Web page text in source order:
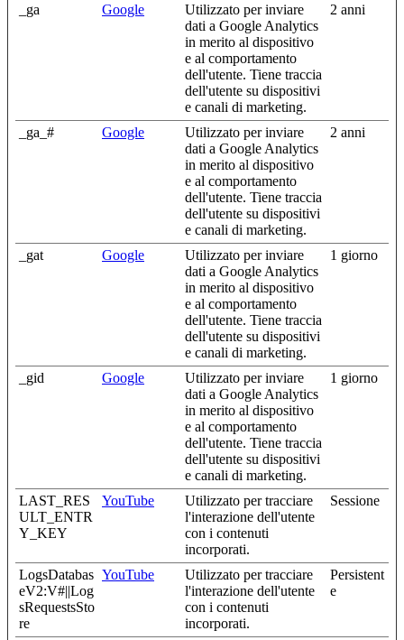
_ga Google
Utilizzato per inviare
dati a Google Analytics
in merito al dispositivo
e al comportamento
dell'utente. Tiene traccia
dell'utente su dispositivi
e canali di marketing.
2 anni
_ga_# Google
Utilizzato per inviare
dati a Google Analytics
in merito al dispositivo
e al comportamento
dell'utente. Tiene traccia
dell'utente su dispositivi
e canali di marketing.
2 anni
_gat Google
Utilizzato per inviare
dati a Google Analytics
in merito al dispositivo
e al comportamento
dell'utente. Tiene traccia
dell'utente su dispositivi
e canali di marketing.
1 giorno
_gid Google
Utilizzato per inviare
dati a Google Analytics
in merito al dispositivo
e al comportamento
dell'utente. Tiene traccia
dell'utente su dispositivi
e canali di marketing.
1 giorno
LAST_RES
ULT_ENTR
Y_KEY
YouTube
Utilizzato per tracciare
l'interazione dell'utente
con i contenuti
incorporati.
Sessione
LogsDatabas
eV2:V#||Log
sRequestsSto
re
YouTube
Utilizzato per tracciare
l'interazione dell'utente
con i contenuti
incorporati.
Persistent
e